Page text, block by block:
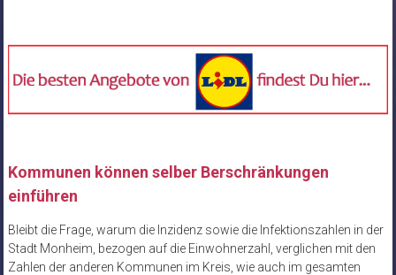
Kommunen können selber Berschränkungen
einführen
Bleibt die Frage, warum die Inzidenz sowie die Infektionszahlen in der
Stadt Monheim, bezogen auf die Einwohnerzahl, verglichen mit den
Zahlen der anderen Kommunen im Kreis, wie auch im gesamten